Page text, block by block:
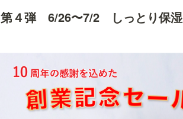
第４弾　6/26〜7/2　しっとり保湿